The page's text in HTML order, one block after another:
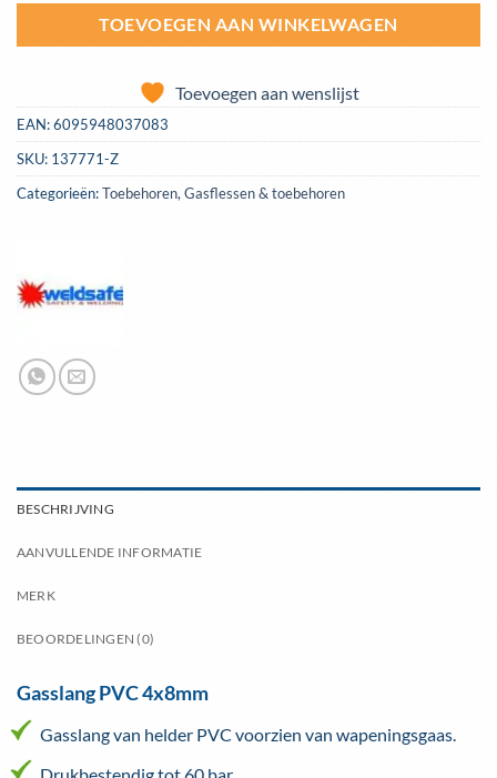
TOEVOEGEN AAN WINKELWAGEN
Toevoegen aan wenslijst
EAN:6095948037083
SKU: 137771-Z
Categorieën:Toebehoren, Gasflessen & toebehoren
BESCHRIJVING
AANVULLENDE INFORMATIE
MERK
BEOORDELINGEN (0)
Gasslang PVC 4x8mm
Gasslang van helder PVC voorzien van wapeningsgaas.